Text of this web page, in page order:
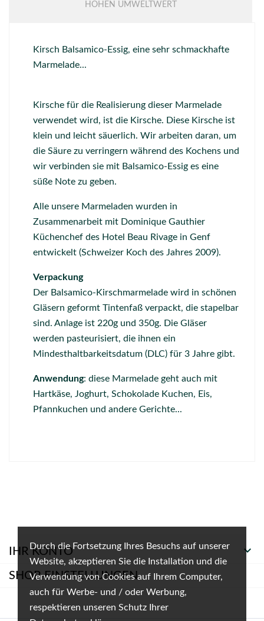
Durch die Fortsetzung Ihres Besuchs auf unserer
Website, akzeptieren Sie die Installation und die
Verwendung von Cookies auf Ihrem Computer,
auch für Werbe- und / oder Werbung,
respektieren unseren Schutz Ihrer
HOHEN UMWELTWERT
Kirsch Balsamico-Essig, eine sehr schmackhafte
Marmelade...
Kirsche für die Realisierung dieser Marmelade
verwendet wird, ist die Kirsche. Diese Kirsche ist
klein und leicht säuerlich. Wir arbeiten daran, um
die Säure zu verringern während des Kochens und
wir verbinden sie mit Balsamico-Essig es eine
süße Note zu geben.
Alle unsere Marmeladen wurden in
Zusammenarbeit mit Dominique Gauthier
Küchenchef des Hotel Beau Rivage in Genf
entwickelt (Schweizer Koch des Jahres 2009).
Verpackung
Der Balsamico-Kirschmarmelade wird in schönen
Gläsern geformt Tintenfaß verpackt, die stapelbar
sind. Anlage ist 220g und 350g. Die Gläser
werden pasteurisiert, die ihnen ein
Mindesthaltbarkeitsdatum (DLC) für 3 Jahre gibt.
Anwendung: diese Marmelade geht auch mit
Hartkäse, Joghurt, Schokolade Kuchen, Eis,
Pfannkuchen und andere Gerichte...
IHR KONTO 
SHOP-EINSTELLUNGEN